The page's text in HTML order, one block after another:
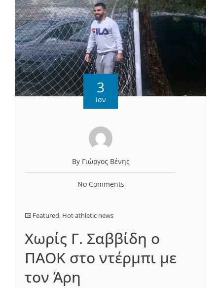
3
Ιαν
By Γιώργος Βένης
No Comments
Featured, Hot athletic news
Χωρίς Γ. Σαββίδη ο
ΠΑΟΚ στο ντέρμπι με
τον Άρη